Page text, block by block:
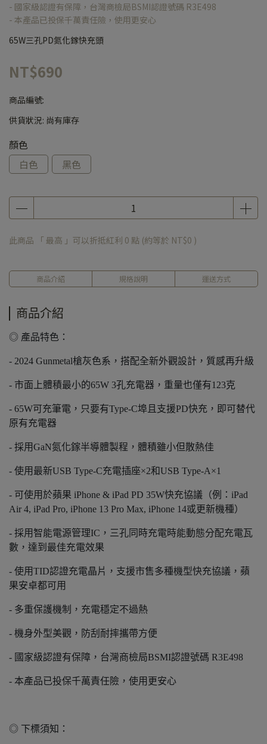
- 國家級認證有保障，台灣商檢局BSMI認證號碼 R3E498
- 本產品已投保千萬責任險，使用更安心
65W三孔PD氮化鎵快充頭
NT$690
商品編號:
供貨狀況: 尚有庫存
顏色
白色
黑色
此商品 「 最高 」可以折抵紅利 0 點 (約等於 NT$0 )
商品介紹 規格說明 運送方式
商品介紹
◎ 產品特色：
- 2024 Gunmetal槍灰色系，搭配全新外觀設計，質感再升級
- 市面上體積最小的65W 3孔充電器，重量也僅有123克
- 65W可充筆電，只要有Type-C埠且支援PD快充，即可替代
原有充電器
- 採用GaN氮化鎵半導體製程，體積雖小但散熱佳
- 使用最新USB Type-C充電插座×2和USB Type-A×1
- 可使用於蘋果 iPhone & iPad PD 35W快充協議（例：iPad
Air 4, iPad Pro, iPhone 13 Pro Max, iPhone 14或更新機種）
- 採用智能電源管理IC，三孔同時充電時能動態分配充電瓦
數，達到最佳充電效果
- 使用TID認證充電晶片，支援市售多種機型快充協議，蘋
果安卓都可用
- 多重保護機制，充電穩定不過熱
- 機身外型美觀，防刮耐摔攜帶方便
- 國家級認證有保障，台灣商檢局BSMI認證號碼 R3E498
- 本產品已投保千萬責任險，使用更安心
◎ 下標須知：